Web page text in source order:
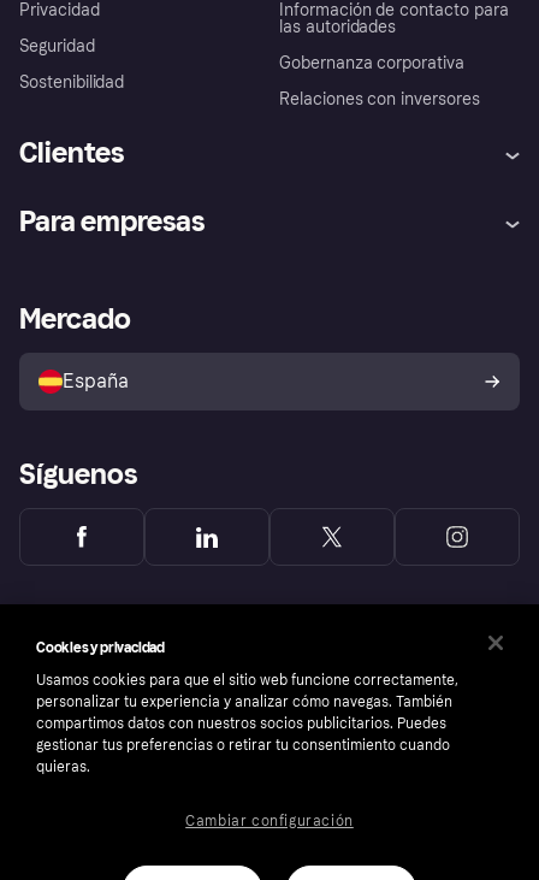
Privacidad
Seguridad
Sostenibilidad
Información de contacto para
las autoridades
Gobernanza corporativa
Relaciones con inversores
Clientes
Inicio de sesión
Directorio de tiendas
Política de protección al
comprador de Klarna
Reclamaciones
Para empresas
Acceso empresas
Mercado
España
Síguenos
Número de empresa: 556737-0431
Cookies y privacidad
Usamos cookies para que el sitio web funcione correctamente,
personalizar tu experiencia y analizar cómo navegas. También
compartimos datos con nuestros socios publicitarios. Puedes
gestionar tus preferencias o retirar tu consentimiento cuando
quieras.
Cambiar configuración